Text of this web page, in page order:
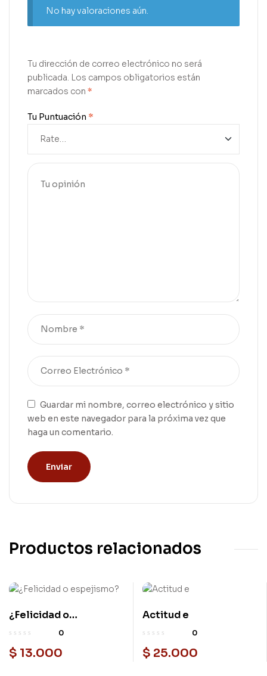
No hay valoraciones aún.
Tu dirección de correo electrónico no será
publicada. Los campos obligatorios están
marcados con *
Tu Puntuación *
Guardar mi nombre, correo electrónico y sitio
web en este navegador para la próxima vez que
haga un comentario.
Productos relacionados
¿Felicidad o
espejismo?
0
$ 13.000
Actitud e
0
$ 25.000